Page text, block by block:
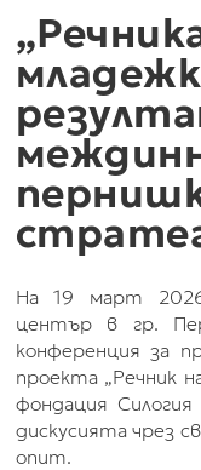
На 19 март
център в гр.
конференция за
проекта „Речник
фондация
дискусията чрез
опит.